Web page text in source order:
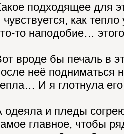
подходящее для
чувствуется, как
то наподобие…
вроде бы печаль в
неё подниматься
И я глотнула
одеяла и пледы
главное, чтобы